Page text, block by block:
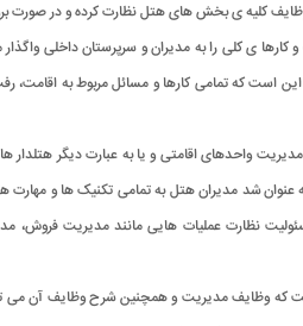
کلیه ی بخش های هتل نظارت کرده و در صورت
کارها ی کلی را به مدیران و سرپرستان داخلی
است که تمامی کارها و مسائل مربوط به
واحدهای اقامتی و یا به عبارت دیگر هتلدار ها
عنوان شد مدیران هتل به تمامی تکنیک ها و
نظارت عملیات هایی مانند مدیریت فروش،
که وظایف مدیریت و همچنین شرح وظایف آن می